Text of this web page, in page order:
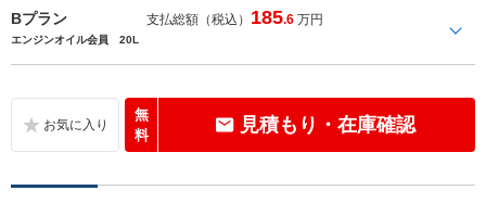
Bプラン 支払総額（税込） 185.6 万円
エンジンオイル会員 20L
無
料
見積もり・在庫確認